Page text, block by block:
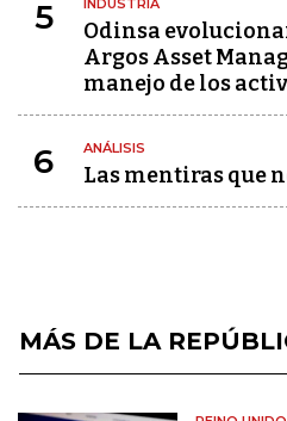
5 INDUSTRIA
Odinsa
Argos Asset
manejo de los
6 ANÁLISIS
Las mentiras que
MÁS DE LA